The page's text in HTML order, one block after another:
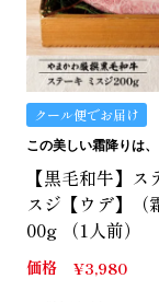
クール便でお届け
【黒毛和牛】ス
スジ【ウデ】（
00g （1人前）
価格 ¥3,980